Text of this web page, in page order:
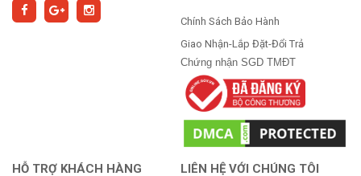
Chính Sách Bảo Hành
Giao Nhận-Lắp Đặt-Đổi Trả
Chứng nhận SGD TMĐT
HỖ TRỢ KHÁCH HÀNG LIÊN HỆ VỚI CHÚNG TÔI